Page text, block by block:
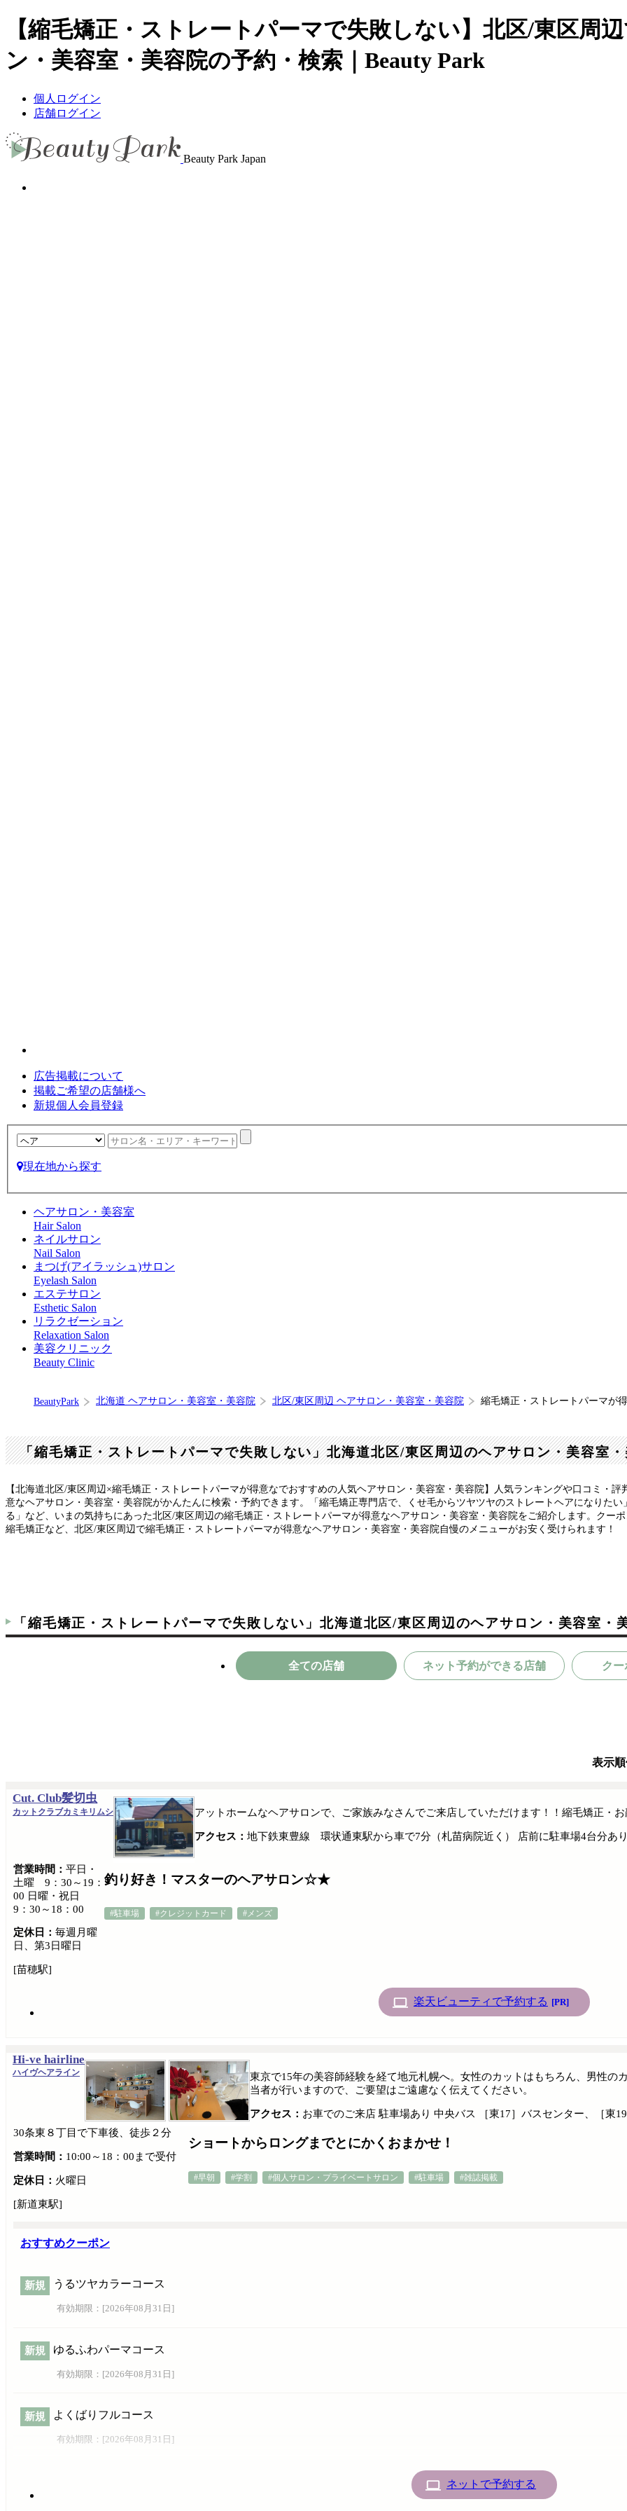
【縮毛矯正・ストレートパーマで失敗しない】北区/東区周
ン・美容室・美容院の予約・検索｜Beauty Park
個人ログイン
店舗ログイン
Beauty Park Japan
広告掲載について
掲載ご希望の店舗様へ
新規個人会員登録
現在地から探す
ヘアサロン・美容室
Hair Salon
ネイルサロン
Nail Salon
まつげ(アイラッシュ)サロン
Eyelash Salon
エステサロン
Esthetic Salon
リラクゼーション
Relaxation Salon
美容クリニック
Beauty Clinic
BeautyPark 北海道 ヘアサロン・美容室・美容院 北区/東区周辺 ヘアサロン・美容室・美容院 縮毛矯正・ストレートパーマが
「縮毛矯正・ストレートパーマで失敗しない」北海道北区/東区周辺のヘアサロン・美容室
【北海道北区/東区周辺×縮毛矯正・ストレートパーマが得意なでおすすめの人気ヘアサロン・美容室・美容院】人気ランキングや口コミ・
意なヘアサロン・美容室・美容院がかんたんに検索・予約できます。「縮毛矯正専門店で、くせ毛からツヤツヤのストレートヘアになりた
る」など、いまの気持ちにあった北区/東区周辺の縮毛矯正・ストレートパーマが得意なヘアサロン・美容室・美容院をご紹介します。クー
縮毛矯正など、北区/東区周辺で縮毛矯正・ストレートパーマが得意なヘアサロン・美容室・美容院自慢のメニューがお安く受けられます！
「縮毛矯正・ストレートパーマで失敗しない」北海道北区/東区周辺のヘアサロン・美容室・
全ての店舗 ネット予約ができる店舗 クー
表示
Cut. Club髪切虫
カットクラブカミキリムシ
釣り好き！マスターのヘアサロン☆★
#駐車場 #クレジットカード #メンズ
アットホームなヘアサロンで、ご家族みなさんでご来店していただけます！！縮毛矯正・
アクセス： 地下鉄東豊線 環状通東駅から車で7分（札苗病院近く） 店前に駐車場4台分あ
営業時間： 平日・
土曜 9：30～19：
00 日曜・祝日
9：30～18：00
定休日： 毎週月曜
日、第3日曜日
[苗穂駅]
楽天ビューティで予約する [PR]
Hi-ve hairline
ハイヴヘアライン
ショートからロングまでとにかくおまかせ！
#早朝 #学割 #個人サロン・プライベートサロン #駐車場 #雑誌掲載
東京で15年の美容師経験を経て地元札幌へ。女性のカットはもちろん、男性
当者が行いますので、ご要望はご遠慮なく伝えてください。
アクセス： お車でのご来店 駐車場あり 中央バス ［東17］バスセンター、［東
30条東８丁目で下車後、徒歩２分
営業時間： 10:00～18：00まで受付
定休日： 火曜日
[新道東駅]
おすすめクーポン
新規 うるツヤカラーコース
有効期限：[2026年08月31日 ]
新規 ゆるふわパーマコース
有効期限：[2026年08月31日 ]
新規 よくばりフルコース
有効期限：[2026年08月31日 ]
ネットで予約する